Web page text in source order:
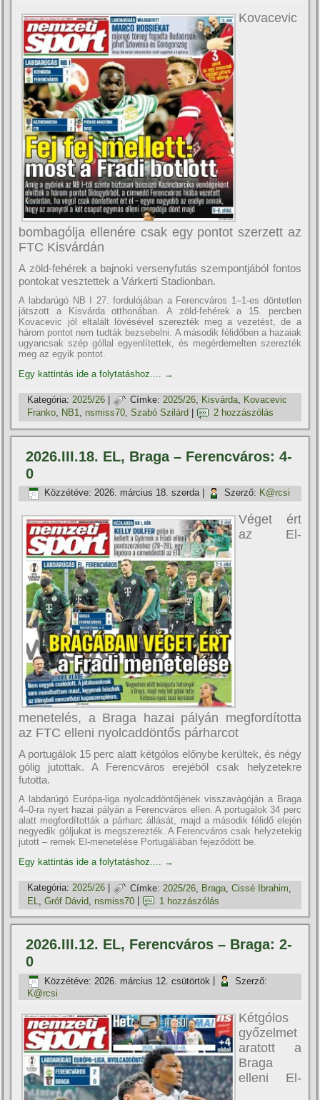
Kovacevic
bombagólja ellenére csak egy pontot szerzett az
FTC Kisvárdán
A zöld-fehérek a bajnoki versenyfutás szempontjából fontos
pontokat vesztettek a Várkerti Stadionban.
A labdarúgó NB I 27. fordulójában a Ferencváros 1–1-es döntetlen
játszott a Kisvárda otthonában. A zöld-fehérek a 15. percben
Kovacevic jól eltalált lövésével szerezték meg a vezetést, de a
három pontot nem tudták bezsebelni. A második félidőben a hazaiak
ugyancsak szép góllal egyenlítettek, és megérdemelten szerezték
meg az egyik pontot.
Egy kattintás ide a folytatáshoz.... →
Kategória: 2025/26 | Címke: 2025/26, Kisvárda, Kovacevic
Franko, NB1, nsmiss70,Szabó Szilárd 2 hozzászólás
2026.III.18. EL, Braga – Ferencváros: 4-
0
Közzétéve: 2026. március 18. szerda| Szerző: K@rcsi
Véget ért
az El-
menetelés, a Braga hazai pályán megfordította
az FTC elleni nyolcaddöntős párharcot
A portugálok 15 perc alatt kétgólos előnybe kerültek, és négy
gólig jutottak. A Ferencváros erejéből csak helyzetekre
futotta.
A labdarúgó Európa-liga nyolcaddöntőjének visszavágóján a Braga
4–0-ra nyert hazai pályán a Ferencváros ellen. A portugálok 34 perc
alatt megfordították a párharc állását, majd a második félidő elején
negyedik góljukat is megszerezték. A Ferencváros csak helyzetekig
jutott – remek El-menetelése Portugáliában fejeződött be.
Egy kattintás ide a folytatáshoz.... →
Kategória: 2025/26 | Címke: 2025/26 Braga ,Cissé Ibrahim
EL
,Gróf Dávid nsmiss70 1 hozzászólás
2026.III.12. EL, Ferencváros – Braga: 2-
0
Közzétéve: 2026. március 12. csütörtök
Szerző:
K@rcsi
Kétgólos
győzelmet
aratott a
Braga
elleni El-